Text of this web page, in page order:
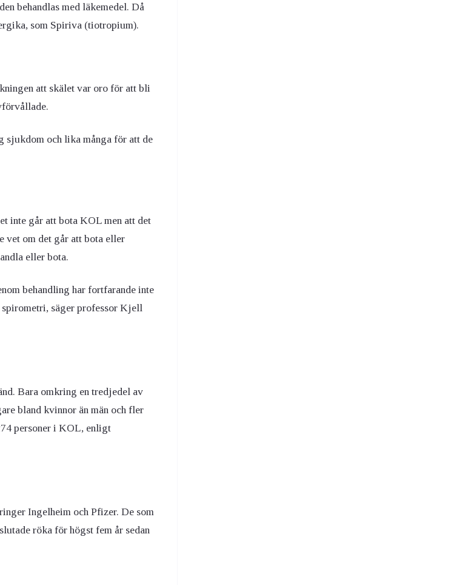
behandlas med läkemedel. Då
som Spiriva (tiotropium).
att skälet var oro för att bli
sjukdom och lika många för att de
inte går att bota KOL men att det
vet om det går att bota eller
eller bota.
behandling har fortfarande inte
säger professor Kjell
Bara omkring en tredjedel av
bland kvinnor än män och fler
personer i KOL, enligt
Ingelheim och Pfizer. De som
röka för högst fem år sedan